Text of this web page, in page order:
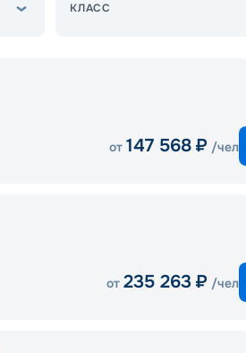
КЛАСС
от 147 568 ₽ /чел
от 235 263 ₽ /чел